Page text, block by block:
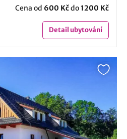
Cena od 600 Kčdo1200 Kč
Detailubytování